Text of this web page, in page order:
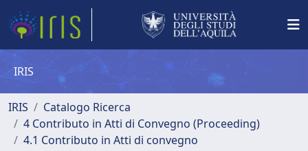
IRIS
IRIS
Catalogo Ricerca
4 Contributo in Atti di Convegno (Proceeding)
4.1 Contributo in Atti di convegno